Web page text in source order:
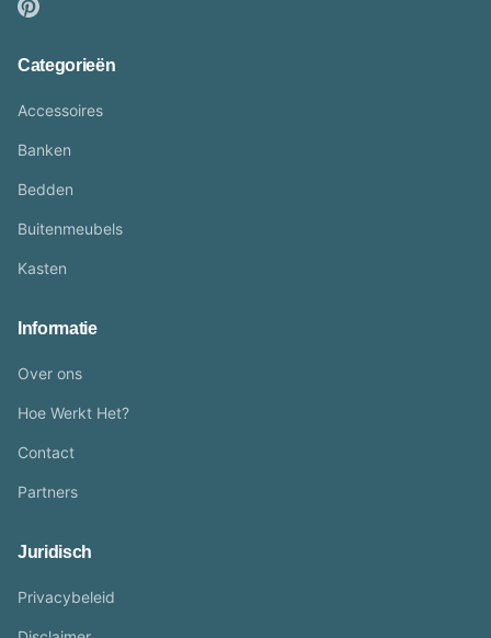
Categorieën
Accessoires
Banken
Bedden
Buitenmeubels
Kasten
Informatie
Over ons
Hoe Werkt Het?
Contact
Partners
Juridisch
Privacybeleid